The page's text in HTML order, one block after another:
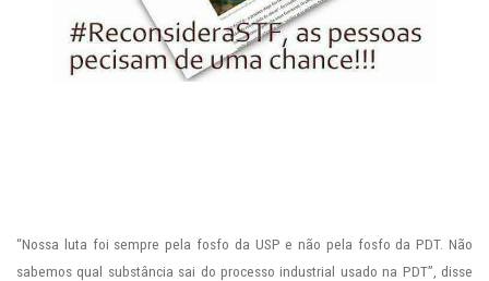
“Nossa luta foi sempre pela fosfo da USP e não pela fosfo da PDT. Não
sabemos qual substância sai do processo industrial usado na PDT”, disse